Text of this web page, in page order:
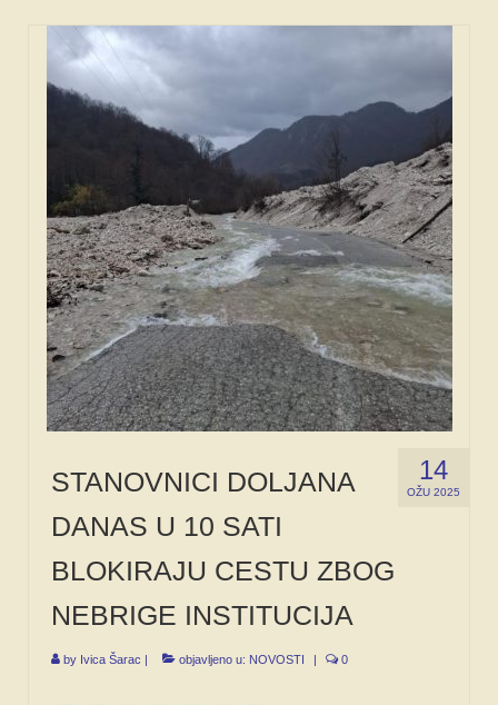
14
OŽU 2025
STANOVNICI DOLJANA
DANAS U 10 SATI
BLOKIRAJU CESTU ZBOG
NEBRIGE INSTITUCIJA
by Ivica Šarac objavljeno u: NOVOSTI 0